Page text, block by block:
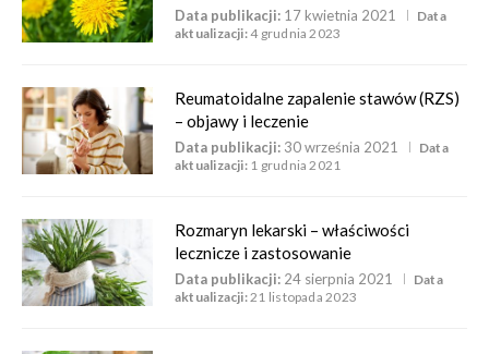
Data publikacji: 17 kwietnia 2021
Data
aktualizacji:4 grudnia 2023
Reumatoidalne zapalenie stawów (RZS)
– objawy i leczenie
Data publikacji: 30 września 2021
Data
aktualizacji: 1 grudnia 2021
Rozmaryn lekarski – właściwości
lecznicze i zastosowanie
Data publikacji: 24 sierpnia 2021
Data
aktualizacji: 21 listopada 2023